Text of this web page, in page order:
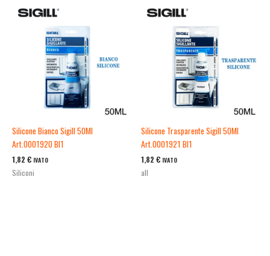
Silicone Bianco Sigill 50Ml
Art.0001920 Bl1
1,82 € IVATO
Siliconi
Silicone Trasparente Sigill 50Ml
Art.0001921 Bl1
1,82 € IVATO
all